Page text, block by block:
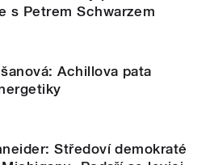
s Petrem Schwarzem
Achillova pata
Středoví demokraté